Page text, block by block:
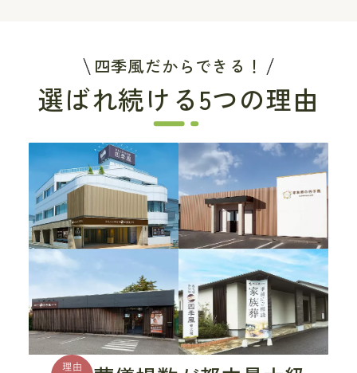
四季風だからできる！
選ばれ続ける5つの理由
理由